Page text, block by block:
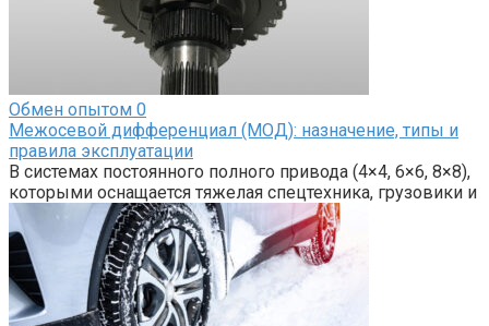
Обмен опытом 0
Межосевой дифференциал (МОД): назначение, типы и
правила эксплуатации
В системах постоянного полного привода (4×4, 6×6, 8×8),
которыми оснащается тяжелая спецтехника, грузовики и